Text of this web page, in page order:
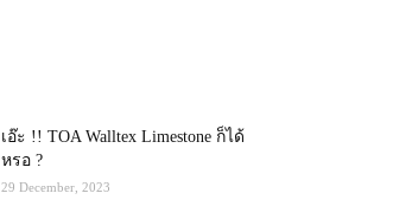
เอ๊ะ !! TOA Walltex Limestone ก็ได้
หรอ ?
29 December, 2023